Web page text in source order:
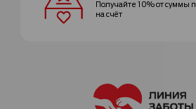
Получайте 10% от суммы
на счёт